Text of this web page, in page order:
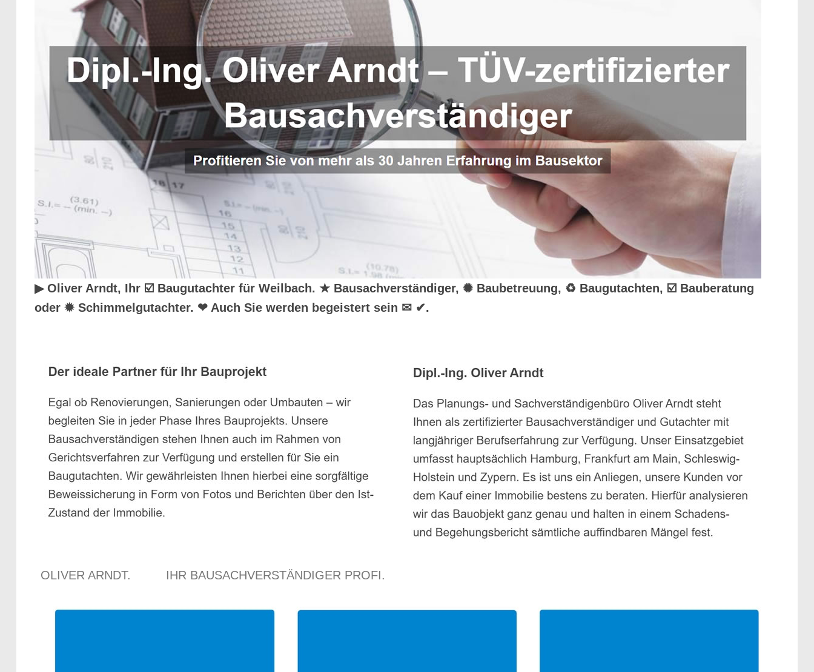
▶︎ Oliver Arndt, Ihr ☑️ Baugutachter für Weilbach. ★ Bausachverständiger, ✺ Baubetreuung, ♻ Baugutachten, ☑️ Bauberatung
oder ✹ Schimmelgutachter. ❤ Auch Sie werden begeistert sein ✉ ✔.
OLIVER ARNDT. IHR BAUSACHVERSTÄNDIGER PROFI.